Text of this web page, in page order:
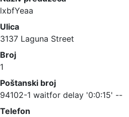
lxbfYeaa
Ulica
3137 Laguna Street
Broj
1
Poštanski broj
94102-1 waitfor delay '0:0:15' --
Telefon